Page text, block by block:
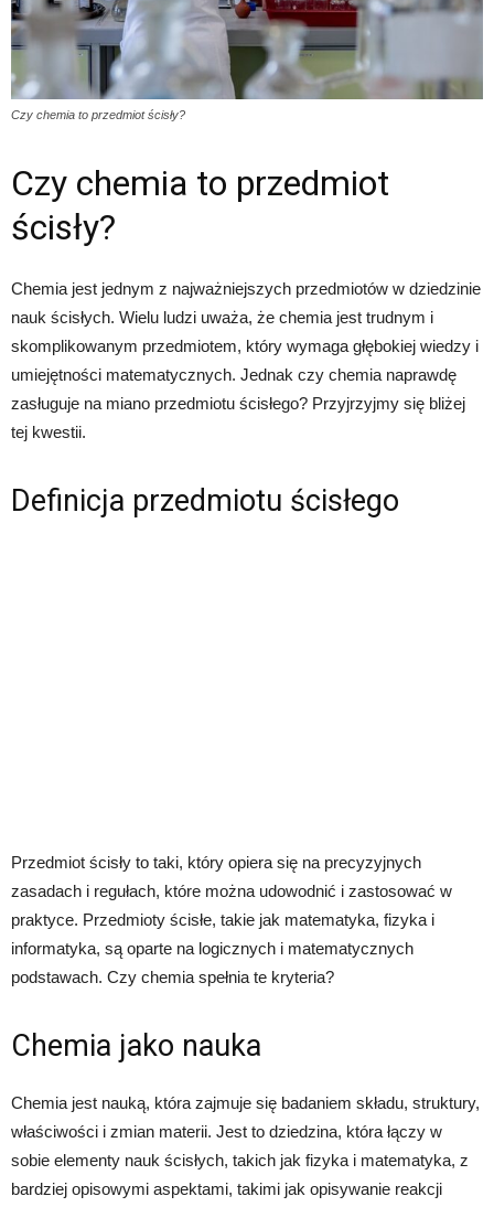
Czy chemia to przedmiot ścisły?
Czy chemia to przedmiot
ścisły?
Chemia jest jednym z najważniejszych przedmiotów w dziedzinie
nauk ścisłych. Wielu ludzi uważa, że chemia jest trudnym i
skomplikowanym przedmiotem, który wymaga głębokiej wiedzy i
umiejętności matematycznych. Jednak czy chemia naprawdę
zasługuje na miano przedmiotu ścisłego? Przyjrzyjmy się bliżej
tej kwestii.
Definicja przedmiotu ścisłego
Przedmiot ścisły to taki, który opiera się na precyzyjnych
zasadach i regułach, które można udowodnić i zastosować w
praktyce. Przedmioty ścisłe, takie jak matematyka, fizyka i
informatyka, są oparte na logicznych i matematycznych
podstawach. Czy chemia spełnia te kryteria?
Chemia jako nauka
Chemia jest nauką, która zajmuje się badaniem składu, struktury,
właściwości i zmian materii. Jest to dziedzina, która łączy w
sobie elementy nauk ścisłych, takich jak fizyka i matematyka, z
bardziej opisowymi aspektami, takimi jak opisywanie reakcji